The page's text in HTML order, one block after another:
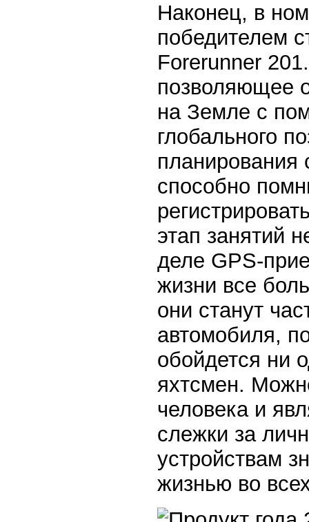
Наконец, в
победителем
Forerunner
позволяющее
на Земле с
глобального
планирования
способно
этап занятий
деле GPS-
жизни все
они станут
автомобиля,
обойдется ни
яхтсмен.
человека и
слежки за
устройствам
жизнью во